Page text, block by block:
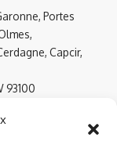
Portes
Capcir,
93100